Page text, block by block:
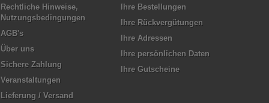
Rechtliche Hinweise,
Nutzungsbedingungen
AGB's
Über uns
Sichere Zahlung
Veranstaltungen
Lieferung / Versand
Ihre Bestellungen
Ihre Rückvergütungen
Ihre Adressen
Ihre persönlichen Daten
Ihre Gutscheine